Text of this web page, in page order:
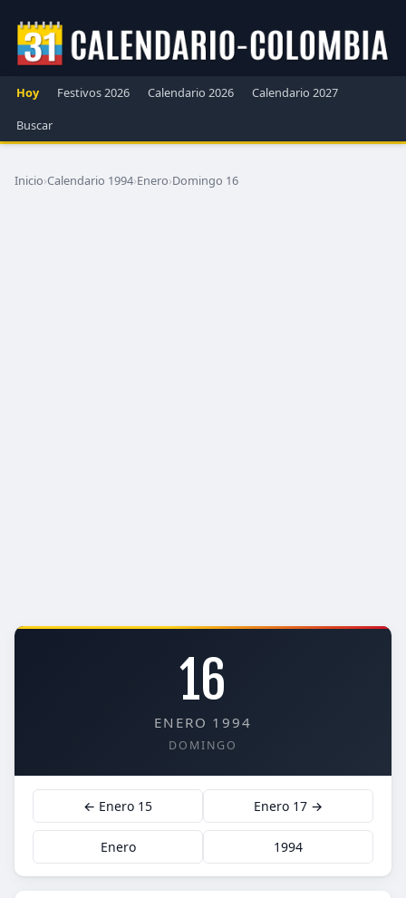
Hoy Festivos 2026 Calendario 2026
Calendario 2027
Buscar
Inicio›Calendario 1994›Enero›Domingo 16
16
ENERO 1994
DOMINGO
← Enero 15 Enero 17 →
Enero 1994